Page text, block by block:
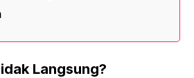
Langsung?